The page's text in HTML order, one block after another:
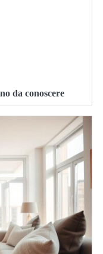
da conoscere